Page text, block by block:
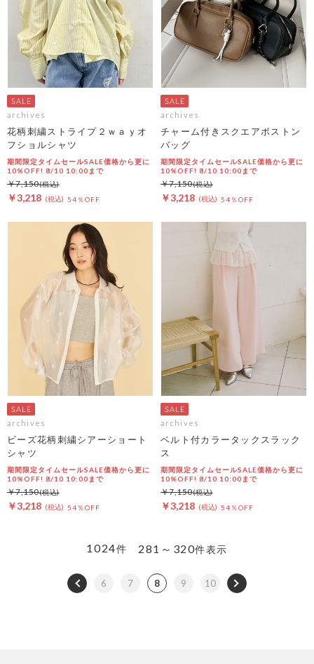
archives
花柄刺繍ストライプ２ｗａｙオ
フショルシャツ
期間限定タイムセールSALE価格から更に
10%OFF! 8/10 10:00まで
￥3,218 54％OFF
￥7,150
archives
チャーム付きスクエアボストン
バッグ
期間限定タイムセールSALE価格から更に
10%OFF! 8/10 10:00まで
￥3,218 54％OFF
￥7,150
archives
ビーズ花柄刺繍シアーショート
シャツ
期間限定タイムセールSALE価格から更に
10%OFF! 8/10 10:00まで
￥3,218 54％OFF
￥7,150
archives
ベルト付カラータックスラック
ス
期間限定タイムセールSALE価格から更に
10%OFF! 8/10 10:00まで
￥3,218 54％OFF
￥7,150
281～320件表示
1024件
6 7 8 9 10